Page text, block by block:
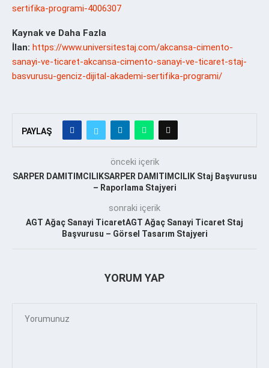
sertifika-programi-4006307
Kaynak ve Daha Fazla
İlan: https://www.universitestaj.com/akcansa-cimento-
sanayi-ve-ticaret-akcansa-cimento-sanayi-ve-ticaret-staj-
basvurusu-genciz-dijital-akademi-sertifika-programi/
PAYLAŞ
önceki içerik
SARPER DAMITIMCILIKSARPER DAMITIMCILIK Staj Başvurusu
– Raporlama Stajyeri
sonraki içerik
AGT Ağaç Sanayi TicaretAGT Ağaç Sanayi Ticaret Staj
Başvurusu – Görsel Tasarım Stajyeri
YORUM YAP